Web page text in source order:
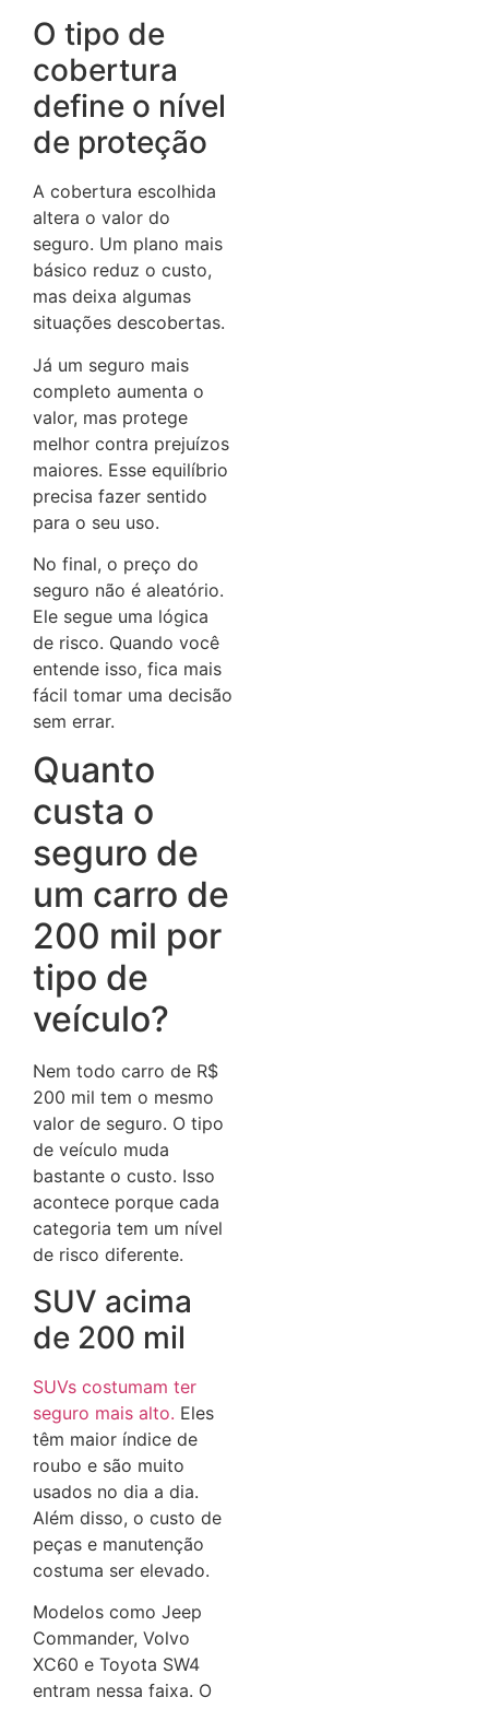
O tipo de
cobertura
define o nível
de proteção
A cobertura escolhida
altera o valor do
seguro. Um plano mais
básico reduz o custo,
mas deixa algumas
situações descobertas.
Já um seguro mais
completo aumenta o
valor, mas protege
melhor contra prejuízos
maiores. Esse equilíbrio
precisa fazer sentido
para o seu uso.
No final, o preço do
seguro não é aleatório.
Ele segue uma lógica
de risco. Quando você
entende isso, fica mais
fácil tomar uma decisão
sem errar.
Quanto
custa o
seguro de
um carro de
200 mil por
tipo de
veículo?
Nem todo carro de R$
200 mil tem o mesmo
valor de seguro. O tipo
de veículo muda
bastante o custo. Isso
acontece porque cada
categoria tem um nível
de risco diferente.
SUV acima
de 200 mil
SUVs costumam ter
seguro mais alto. Eles
têm maior índice de
roubo e são muito
usados no dia a dia.
Além disso, o custo de
peças e manutenção
costuma ser elevado.
Modelos como Jeep
Commander, Volvo
XC60 e Toyota SW4
entram nessa faixa. O